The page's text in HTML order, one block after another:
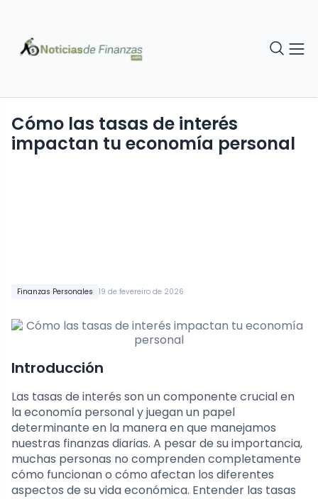
Finanzas Personales 19 de fevereiro de 2026
Cómo las tasas de interés
impactan tu economía personal
Introducción
Las tasas de interés son un componente crucial en
la economía personal y juegan un papel
determinante en la manera en que manejamos
nuestras finanzas diarias. A pesar de su importancia,
muchas personas no comprenden completamente
cómo funcionan o cómo afectan los diferentes
aspectos de su vida económica. Entender las tasas